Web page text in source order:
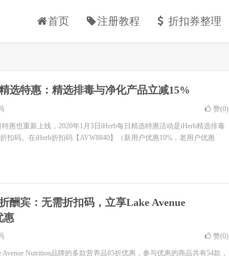
首页 注册教程 折扣券整理
选特惠：精选排毒与净化产品立减15%
赞(0)
惠也重新上线，2020年1月3日iHerb每日精选特惠活动是iHerb精选排毒
扣码。在iHerb折扣码【AVW8840】（新用户优惠10%，老用户优惠
酬宾：无需折扣码，立享Lake Avenue
惠
赞(0)
Nutrition品牌的多款营养品85折优惠，参与优惠的商品共有54款，